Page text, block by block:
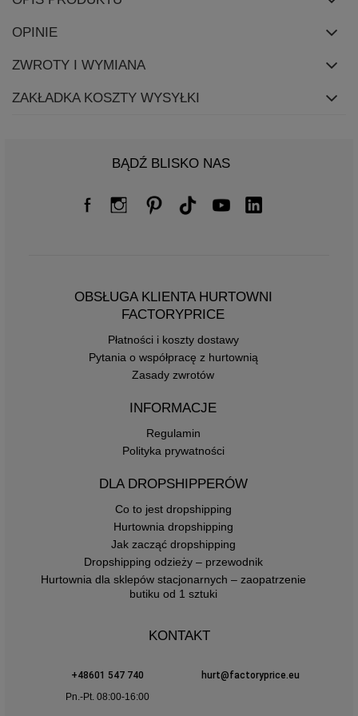
OPINIE
ZWROTY I WYMIANA
ZAKŁADKA KOSZTY WYSYŁKI
BĄDŹ BLISKO NAS
OBSŁUGA KLIENTA HURTOWNI
FACTORYPRICE
Płatności i koszty dostawy
Pytania o współpracę z hurtownią
Zasady zwrotów
INFORMACJE
Regulamin
Polityka prywatności
DLA DROPSHIPPERÓW
Co to jest dropshipping
Hurtownia dropshipping
Jak zacząć dropshipping
Dropshipping odzieży – przewodnik
Hurtownia dla sklepów stacjonarnych – zaopatrzenie
butiku od 1 sztuki
KONTAKT
+48601 547 740
hurt@factoryprice.eu
Pn.-Pt. 08:00-16:00